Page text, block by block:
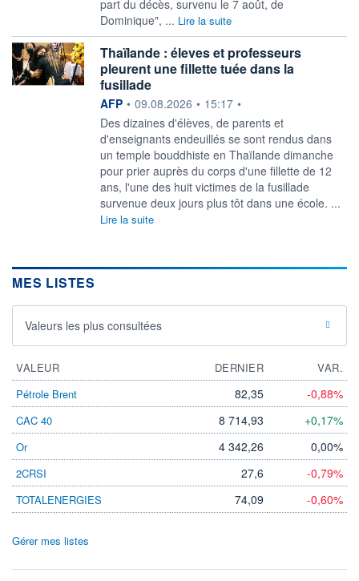
part du décès, survenu le 7 août, de
Dominique", ... Lire la suite
Thaïlande : éleves et professeurs
pleurent une fillette tuée dans la
fusillade
information fournie par
AFP • 09.08.2026 • 15:17 •
Des dizaines d'élèves, de parents et
d'enseignants endeuillés se sont rendus dans
un temple bouddhiste en Thaïlande dimanche
pour prier auprès du corps d'une fillette de 12
ans, l'une des huit victimes de la fusillade
survenue deux jours plus tôt dans une école. ...
Lire la suite
MES LISTES
Valeurs les plus consultées
VALEUR DERNIER
VAR.
Pétrole Brent
82,35 -0,88%
CAC 40 8 714,93 +0,17%
Or 4 342,26 0,00%
2CRSI 27,6 -0,79%
TOTALENERGIES 74,09 -0,60%
Gérer mes listes